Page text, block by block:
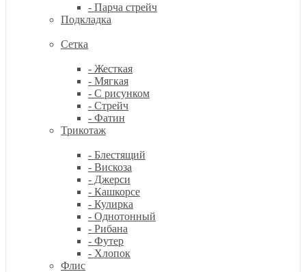
- Парча стрейч
Подкладка
Сетка
- Жесткая
- Мягкая
- С рисунком
- Стрейч
- Фатин
Трикотаж
- Блестящий
- Вискоза
- Джерси
- Кашкорсе
- Кулирка
- Однотонный
- Рибана
- Футер
- Хлопок
Флис